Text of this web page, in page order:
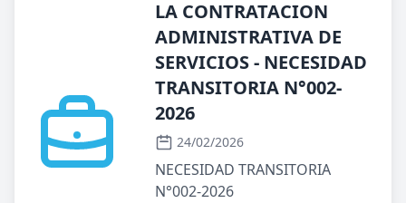
LA CONTRATACION
ADMINISTRATIVA DE
SERVICIOS - NECESIDAD
TRANSITORIA N°002-
2026
24/02/2026
NECESIDAD TRANSITORIA
N°002-2026